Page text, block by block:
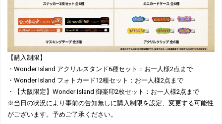
【購入制限】
・Wonder Island アクリルスタンド6種セット：お一人様2点まで
・Wonder Island フォトカード12種セット：お一人様2点まで
・【大阪限定】Wonder Island 御楽印2枚セット：お一人様2点まで
※当日の状況により事前の告知無しに購入制限を設定、変更する可能性
がございます。予めご了承ください。